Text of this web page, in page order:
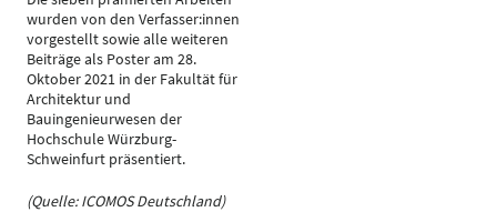
wurden von den Verfasser:innen
vorgestellt sowie alle weiteren
Beiträge als Poster am 28.
Oktober 2021 in der Fakultät für
Architektur und
Bauingenieurwesen der
Hochschule Würzburg-
Schweinfurt präsentiert.
(Quelle: ICOMOS Deutschland)